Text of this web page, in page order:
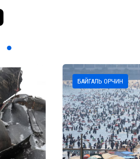
БАЙГАЛЬ ОРЧИН